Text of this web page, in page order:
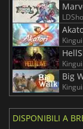
Big
DISPONIBILI A